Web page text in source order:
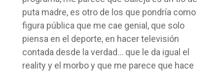
puta madre, es otro de los que pondría como
figura pública que me cae genial, que solo
piensa en el deporte, en hacer televisión
contada desde la verdad… que le da igual el
reality y el morbo y que me parece que hace